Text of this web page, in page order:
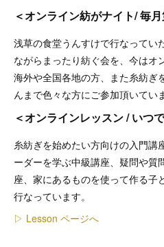
＜オンライン紡がナイト/ 毎
浅草の食堂うんすけで行なってい
ながらまったり紡ぐ会を、今はオ
海外や全国各地の方、また糸紡ぎ
んまで色々な方にご参加頂いていま
＜オンラインレッスン / いつ
糸紡ぎを始めたい方向けの入門講
ーダーを学ぶ中級講座、疑問や質
座、家にあるものを使って作る子
行なっています。
▷ Lesson ページへ